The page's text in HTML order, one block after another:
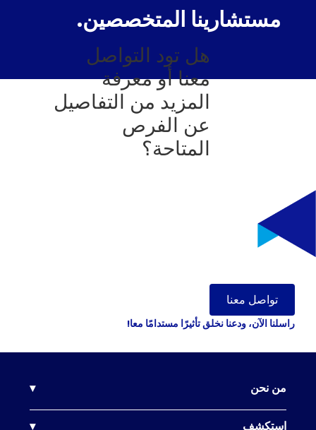
مستشارينا المتخصصين.
هل تود التواصل
معنا أو معرفة
المزيد من التفاصيل
عن الفرص
المتاحة؟
تواصل معنا
راسلنا الآن، ودعنا نخلق تأثيرًا مستدامًا معا!
من نحن ▾
شركتنا
استكشف ▾